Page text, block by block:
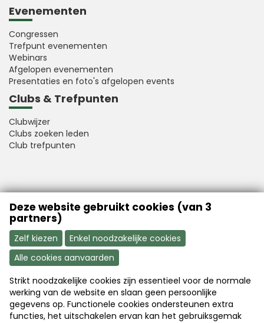
Evenementen
Congressen
Trefpunt evenementen
Webinars
Afgelopen evenementen
Presentaties en foto's afgelopen events
Clubs & Trefpunten
Clubwijzer
Clubs zoeken leden
Club trefpunten
VFB is a member of Better Finance
Aanmelden Word nu lid
Deze website gebruikt cookies (van 3
partners)
Zelf kiezen
Enkel noodzakelijke cookies
Alle cookies aanvaarden
Strikt noodzakelijke cookies zijn essentieel voor de normale
werking van de website en slaan geen persoonlijke
gegevens op. Functionele cookies ondersteunen extra
functies, het uitschakelen ervan kan het gebruiksgemak